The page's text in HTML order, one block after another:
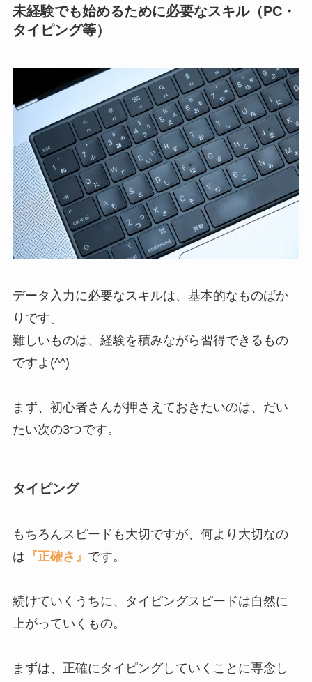
未経験でも始めるために必要なスキル（PC・
タイピング等）
データ入力に必要なスキルは、基本的なものばか
りです。
難しいものは、経験を積みながら習得できるもの
ですよ(^^)
まず、初心者さんが押さえておきたいのは、だい
たい次の3つです。
タイピング
もちろんスピードも大切ですが、何より大切なの
は 『正確さ』 です。
続けていくうちに、タイピングスピードは自然に
上がっていくもの。
まずは、正確にタイピングしていくことに専念し